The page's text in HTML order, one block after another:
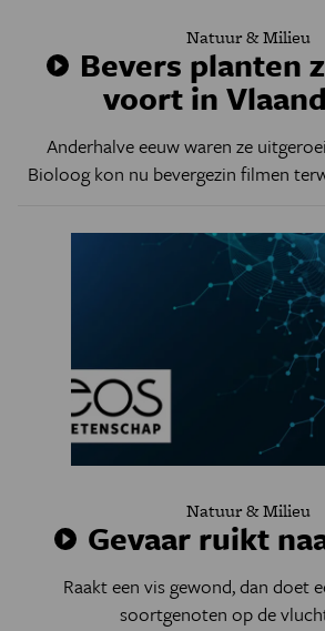
Natuur & Milieu
Bevers planten
voort in
Anderhalve eeuw waren ze
Bioloog kon nu bevergezin filmen
Natuur & Milieu
Gevaar ruikt
Raakt een vis gewond, dan doet
soortgenoten op de